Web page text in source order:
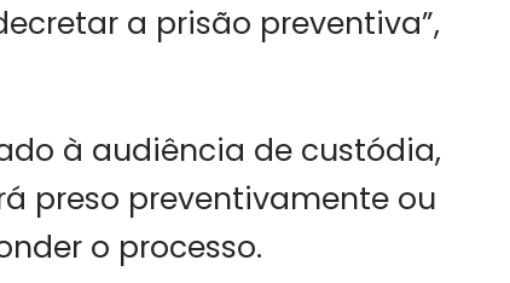
a prisão preventiva”,
à audiência de custódia,
preso preventivamente ou
o processo.